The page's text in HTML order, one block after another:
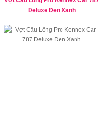
Deluxe Đen Xanh